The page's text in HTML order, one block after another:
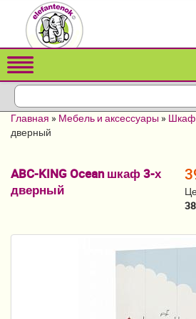
Спасибо, что выбрали нас!
Распродажа!
Детские коляски
Кроватки для новорожденных
Конверты, муфты
Главная » Мебель и аксессуары »
дверный
ABC-KING Ocean шкаф 3-х
дверный